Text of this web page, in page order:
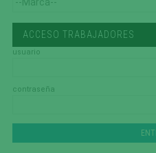
ACCESO TRABAJADORES
usuario
contraseña